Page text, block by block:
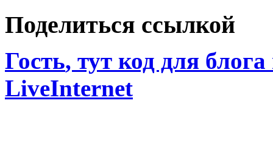
Поделиться ссылкой
Гость, тут код для
LiveInternet